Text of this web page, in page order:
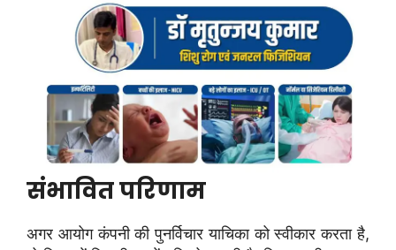
संभावित परिणाम
अगर आयोग कंपनी की पुनर्विचार याचिका को स्वीकार करता है,